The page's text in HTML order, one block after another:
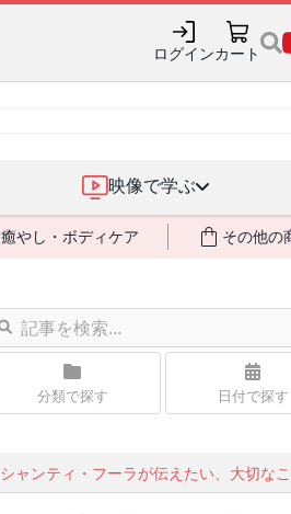
ログインカート
映像で学ぶ
癒やし・ボディケア その他の
分類で探す 日付で探す
シャンティ・フーラが伝えたい、大切なこ